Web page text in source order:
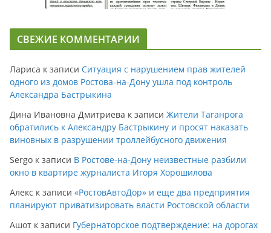
СВЕЖИЕ КОММЕНТАРИИ
Лариса к записи Ситуация с нарушением прав жителей
одного из домов Ростова-на-Дону ушла под контроль
Александра Бастрыкина
Дина Ивановна Дмитриева к записи Жители Таганрога
обратились к Александру Бастрыкину и просят наказать
виновных в разрушении троллейбусного движения
Sergo к записи В Ростове-на-Дону неизвестные разбили
окно в квартире журналиста Игоря Хорошилова
Алекс к записи «РостовАвтоДор» и еще два предприятия
планируют приватизировать власти Ростовской области
Ашот к записи Губернаторское подтверждение: на дорогах